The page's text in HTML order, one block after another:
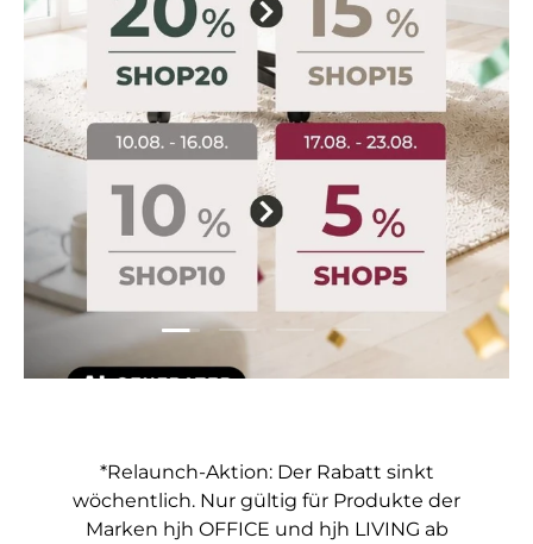
Folie laden 1 von 4
Folie laden 2 von 4
Folie laden 3 von 4
Folie laden 4 von 4
*Relaunch-Aktion: Der Rabatt sinkt
wöchentlich. Nur gültig für Produkte der
Marken hjh OFFICE und hjh LIVING ab